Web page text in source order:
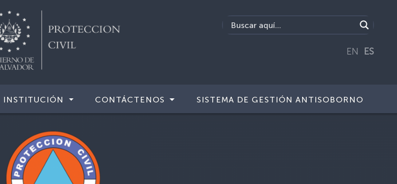
EN ES
INSTITUCIÓN CONTÁCTENOS SISTEMA DE GESTIÓN ANTISOBORNO